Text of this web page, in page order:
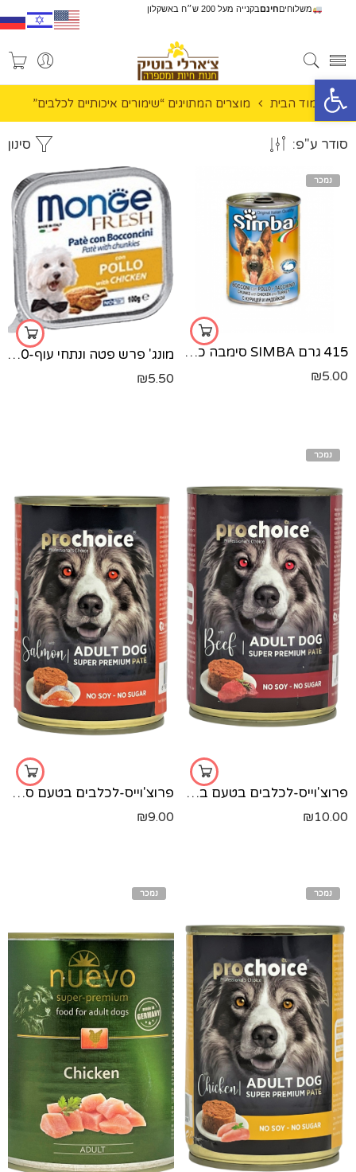
פתח סרגל נגישות
משלוחיםחינםבקנייה מעל 200 ש״ח באשקלון
עמוד הבית מוצרים המתויגים “שימורים איכותיים לכלבים”
סינון סודר ע"פ:
נמכר
415 גרם SIMBA סימבה כלב עוף עם הודו
₪5.00
מונג' פרש פטה ונתחי עוף-100 גר'
₪5.50
נמכר
פרוצ'וייס-לכלבים בטעם בקר-400 גר'
₪10.00
פרוצ'וייס-לכלבים בטעם סלמון פטה-400 גר'
₪9.00
נמכר נמכר